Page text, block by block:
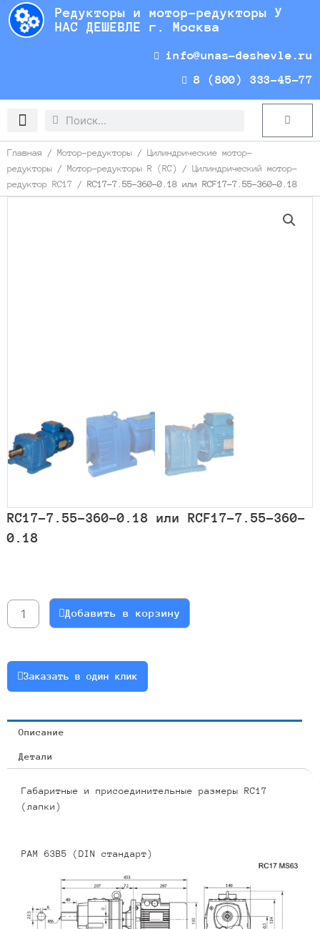
Перейти
содержимому
Редукторы и мотор-редукторы У
НАС ДЕШЕВЛЕ г. Москва
info@unas-deshevle.ru
8 (800) 333-45-77
Search
Search Cart
Главная / Мотор-редукторы / Цилиндрические мотор-
редукторы / Мотор-редукторы R (RC) / Цилиндрический мотор-
редуктор RC17 / RC17-7.55-360-0.18 или RCF17-7.55-360-0.18
RC17-7.55-360-0.18 или RCF17-7.55-360-
0.18
RC17-
7.55-
или
RCF17-
360-
0.18
Добавить в корзину
Заказать в один клик
Описание
Детали
Габаритные и присоединительные размеры RC17
(лапки)
PAM 63B5 (DIN стандарт)